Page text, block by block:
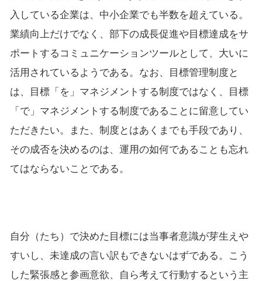
入している企業は、中小企業でも半数を超えている。
業績向上だけでなく、部下の成長促進や目標達成をサ
ポートするコミュニケーションツールとして、大いに
活用されているようである。なお、目標管理制度と
は、目標「を」マネジメントする制度ではなく、目標
「で」マネジメントする制度であることに留意してい
ただきたい。また、制度とはあくまでも手段であり、
その成否を決めるのは、運用の如何であることも忘れ
てはならないことである。
自分（たち）で決めた目標には当事者意識が芽生えや
すいし、未達成の言い訳もできないはずである。こう
した緊張感と参画意欲、自ら考えて行動するという主